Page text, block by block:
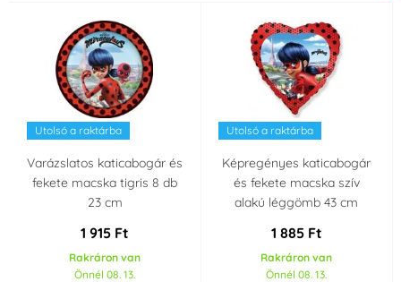
Party témája
Miraculous - Kouzelná
beruška a černý
kocour
Utolsó a raktárba
Varázslatos katicabogár és
fekete macska tigris 8 db
23 cm
1 915 Ft
Rakráron van
Önnél 08. 13.
Utolsó a raktárba
Képregényes katicabogár
és fekete macska szív
alakú léggömb 43 cm
1 885 Ft
Rakráron van
Önnél 08. 13.